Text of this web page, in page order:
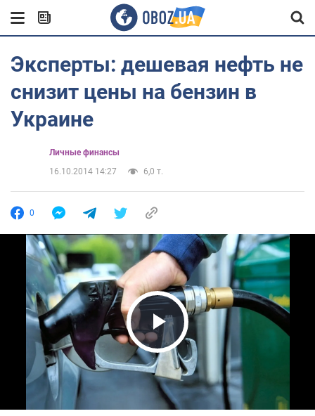
Эксперты: дешевая нефть не
снизит цены на бензин в
Украине
Личные финансы
16.10.2014 14:27
6,0 т.
0
Play Video